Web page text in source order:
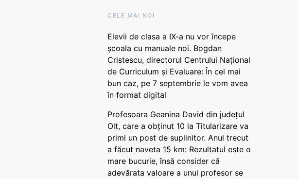
CELE MAI NOI
Elevii de clasa a IX-a nu vor începe
școala cu manuale noi. Bogdan
Cristescu, directorul Centrului Național
de Curriculum și Evaluare: În cel mai
bun caz, pe 7 septembrie le vom avea
în format digital
Profesoara Geanina David din județul
Olt, care a obținut 10 la Titularizare va
primi un post de suplinitor. Anul trecut
a făcut naveta 15 km: Rezultatul este o
mare bucurie, însă consider că
adevărata valoare a unui profesor se